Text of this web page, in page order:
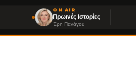
ON AIR
Πρωινές Ιστορίες
Έρη Πανάγου